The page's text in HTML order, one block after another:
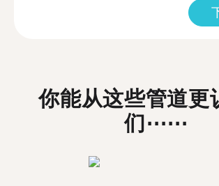
你能从这些管道更
们⋯⋯